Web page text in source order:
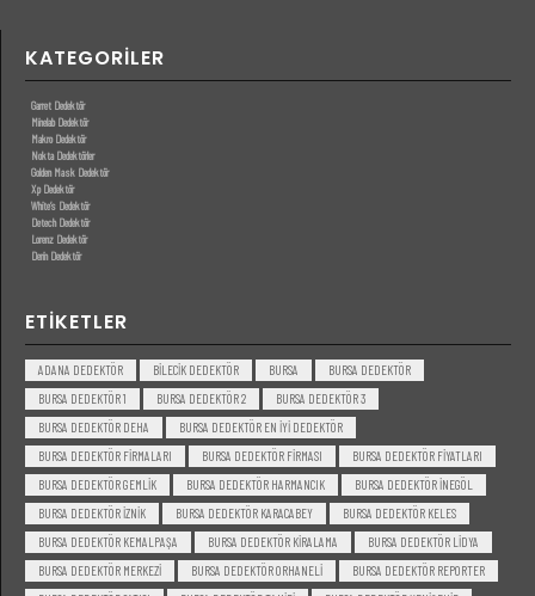
KATEGORILER
Garret Dedektör
Minelab Dedektör
Makro Dedektör
Nokta Dedektörler
Golden Mask Dedektör
Xp Dedektör
White’s Dedektör
Detech Dedektör
Lorenz Dedektör
Derin Dedektör
ETIKETLER
ADANA DEDEKTÖR BILECIK DEDEKTÖR BURSA
BURSA DEDEKTÖR
BURSA DEDEKTÖR 1
BURSA DEDEKTÖR 2
BURSA DEDEKTÖR 3
BURSA DEDEKTÖR DEHA
BURSA DEDEKTÖR EN IYI DEDEKTÖR
BURSA DEDEKTÖR FIRMALARI
BURSA DEDEKTÖR FIRMASI
BURSA DEDEKTÖR FIYATLARI
BURSA DEDEKTÖR GEMLIK
BURSA DEDEKTÖR HARMANCIK
BURSA DEDEKTÖR INEGÖL
BURSA DEDEKTÖR IZNIK
BURSA DEDEKTÖR KARACABEY
BURSA DEDEKTÖR KELES
BURSA DEDEKTÖR KEMALPAŞA
BURSA DEDEKTÖR KIRALAMA
BURSA DEDEKTÖR LIDYA
BURSA DEDEKTÖR MERKEZI
BURSA DEDEKTÖR ORHANELI
BURSA DEDEKTÖR REPORTER